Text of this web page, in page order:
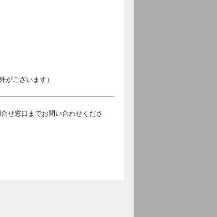
がございます）
せ窓口までお問い合わせくださ